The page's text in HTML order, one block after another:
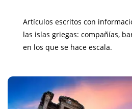
Artículos escritos con
las islas griegas: compañías,
en los que se hace escala.